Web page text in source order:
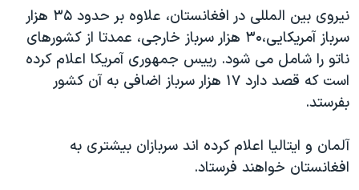
قانون شفافیت دارائی کادر رهبری ایران
اعتراضات مردمی آبان ۹۸
اسرائیل در جنگ
همایش محافظه‌کاران آمریکا «سی‌پک»
صفحه‌های ویژه
نیروی بین المللی در افغانستان، علاوه بر حدود ۳۵ هزار
سرباز آمریکایی،۳۰ هزار سرباز خارجی، عمدتا از کشورهای
ناتو را شامل می شود. رییس جمهوری آمریکا اعلام کرده
است که قصد دارد ۱۷ هزار سرباز اضافی به آن کشور
بفرستد.
آلمان و ایتالیا اعلام کرده اند سربازان بیشتری به
افغانستان خواهند فرستاد.